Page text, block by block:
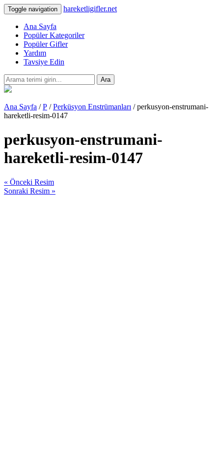
Toggle navigation hareketligifler.net
Ana Sayfa
Popüler Kategoriler
Popüler Gifler
Yardım
Tavsiye Edin
Ara
Ana Sayfa /P /Perküsyon Enstrümanları / perkusyon-enstrumani-
hareketli-resim-0147
perkusyon-enstrumani-
hareketli-resim-0147
« Önceki Resim
Sonraki Resim »